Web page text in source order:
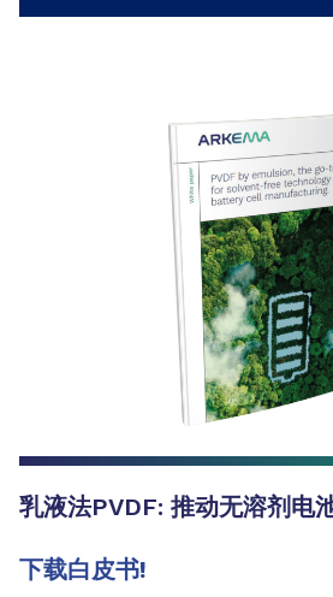
乳液法PVDF: 推动无溶剂电
下载白皮书!